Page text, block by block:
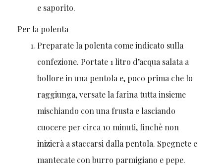
e saporito.
Per la polenta
Preparate la polenta come indicato sulla
confezione. Portate 1 litro d’acqua salata a
bollore in una pentola e, poco prima che lo
raggiunga, versate la farina tutta insieme
mischiando con una frusta e lasciando
cuocere per circa 10 minuti, finchè non
inizierà a staccarsi dalla pentola. Spegnete e
mantecate con burro parmigiano e pepe.